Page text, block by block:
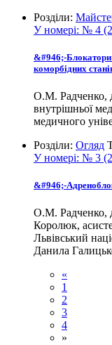
Розділи:
У номері: № 4
&#946;-Блокатори
коморбідних
О.М. Радченко,
внутрішньої
медичного
Розділи: Огляд
У номері: № 3
&#946;-
О.М. Радченко,
Королюк,
Львівський
Данила
«
1
2
3
4
»